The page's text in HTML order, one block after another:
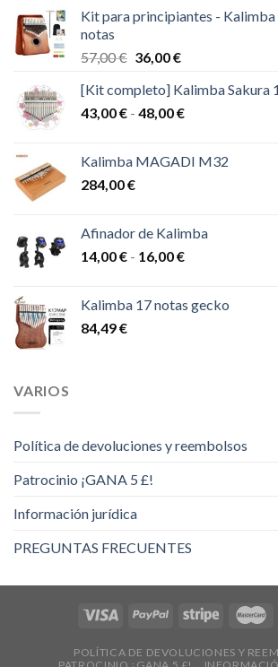
Kit para principiantes - Kalimba
notas
57,00€ El
original
era:
36,00€El
actual
es:
[Kit completo] Kalimba Sakura
43,00€ - 48,00€Rango
desde
48,00 €
Kalimba MAGADI M32
284,00€
Afinador de Kalimba
14,00€ - 16,00€Rango
desde
Kalimba 17 notas gecko
84,49€
VARIOS
Política de devoluciones y reembolsos
Patrocinio ¡GANA 5 £!
Información jurídica
PREGUNTAS FRECUENTES
POLÍTICA DE DEVOLUCIONES Y